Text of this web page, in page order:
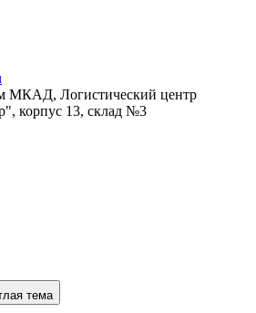
МКАД, Логистический центр
корпус 13, склад №3
тема